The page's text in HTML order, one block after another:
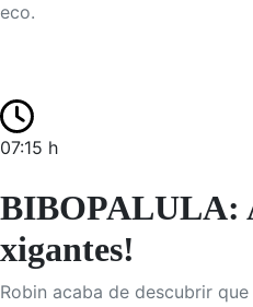
eco.
07:15 h
BIBOPALULA:
xigantes!
Robin acaba de descubrir